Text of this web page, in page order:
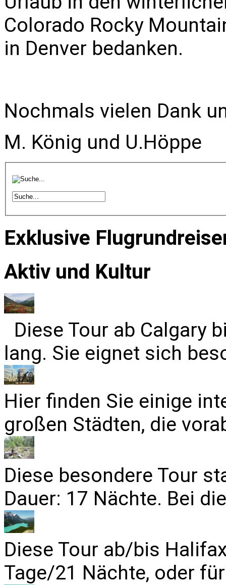
Colorado Rocky
in Denver bedanken.
Nochmals vielen Dank
M. König und U.Höppe
Exklusive
Aktiv und Kultur
Diese Tour ab Calgary
lang. Sie eignet sich
Hier finden Sie einige
großen Städten, die
Diese besondere Tour
Dauer: 17 Nächte. Bei
Diese Tour ab/bis
Tage/21 Nächte, oder